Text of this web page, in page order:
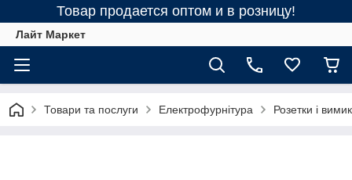
Товар продается оптом и в розницу!
Лайт Маркет
Товари та послуги Електрофурнітура Розетки і